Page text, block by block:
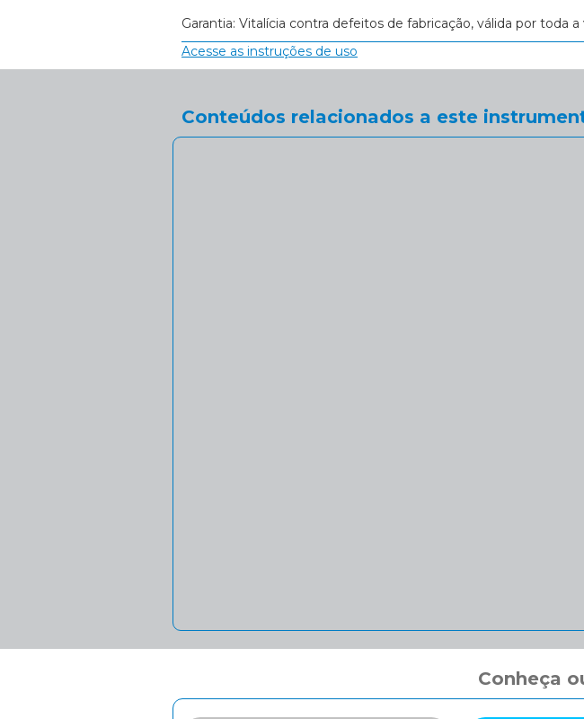
Garantia: Vitalícia contra defeitos de fabricação, válida por toda
Acesse as instruções de uso
Conteúdos relacionados a este
Conheça